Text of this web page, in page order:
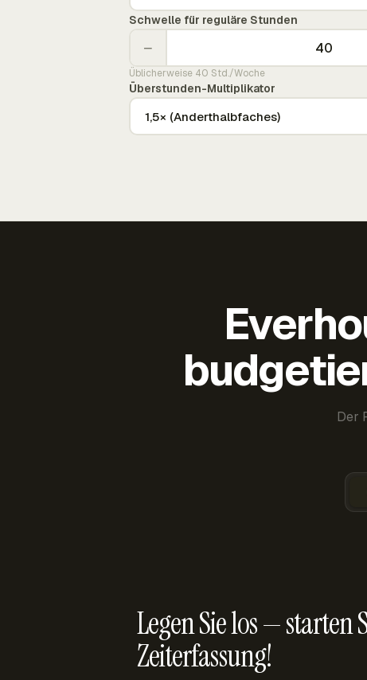
Schwelle für reguläre Stunden
−
Üblicherweise 40 Std./Woche
Überstunden-Multiplikator
Der
Legen Sie los — starten
Zeiterfassung!